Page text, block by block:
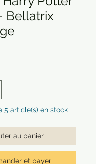
Bellatrix
5 article(s) en stock
au panier
et payer